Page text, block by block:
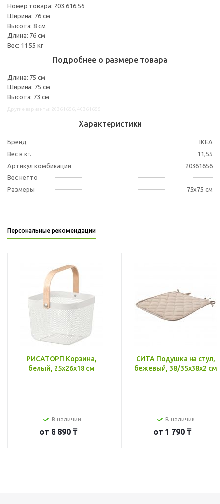
Номер товара: 203.616.56
Ширина: 76 см
Высота: 8 см
Длина: 76 см
Вес: 11.55 кг
Подробнее о размере товара
Длина: 75 см
Ширина: 75 см
Высота: 73 см
Характеристики
Бренд
IKEA
Вес в кг.
11,55
Артикул комбинации
20361656
Вес нетто
Размеры
75x75 см
Персональные рекомендации
РИСАТОРП Корзина,
белый, 25x26x18 см
В наличии
от 8 890 ₸
СИТА Подушка на стул,
бежевый, 38/35x38x2 см
В наличии
от 1 790 ₸